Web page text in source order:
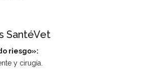
SantéVet
riesgo»:
y cirugía.